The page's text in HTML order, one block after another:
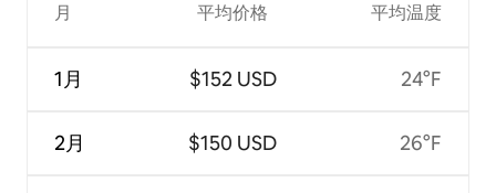
月
1月
2月
平均价格
$152 USD
$150 USD
平均温度
24°F
26°F